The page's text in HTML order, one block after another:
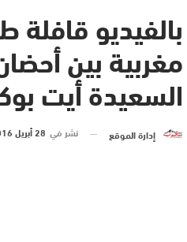
بالفيديو قافلة
مغربية بين
السعيدة أيت
إدارة الموقع نشر في 28 أبريل 2016 الساعة 8 و 15 دقيقة